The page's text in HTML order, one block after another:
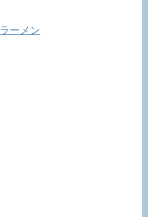
ラーメン